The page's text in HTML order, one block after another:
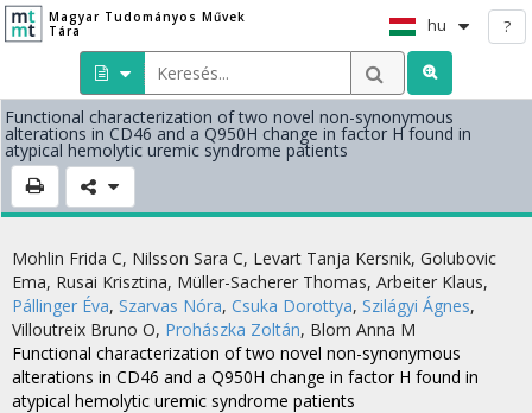
Magyar Tudományos Művek
Tára
hu ?
Functional characterization of two novel non-synonymous
alterations in CD46 and a Q950H change in factor H found in
atypical hemolytic uremic syndrome patients
Mohlin Frida C, Nilsson Sara C, Levart Tanja Kersnik, Golubovic
Ema, Rusai Krisztina, Müller-Sacherer Thomas, Arbeiter Klaus,
Pállinger Éva, Szarvas Nóra, Csuka Dorottya, Szilágyi Ágnes,
Villoutreix Bruno O, Prohászka Zoltán, Blom Anna M
Functional characterization of two novel non-synonymous
alterations in CD46 and a Q950H change in factor H found in
atypical hemolytic uremic syndrome patients